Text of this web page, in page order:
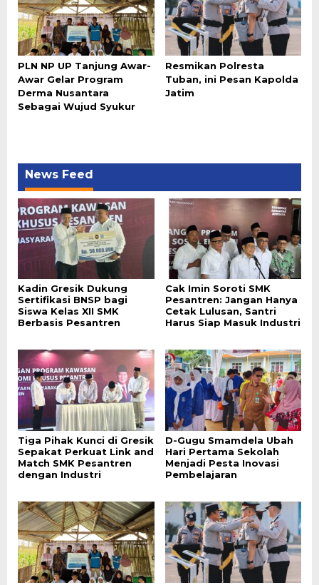
PLN NP UP Tanjung Awar-
Awar Gelar Program
Derma Nusantara
Sebagai Wujud Syukur
Resmikan Polresta
Tuban, ini Pesan Kapolda
Jatim
News Feed
Kadin Gresik Dukung
Sertifikasi BNSP bagi
Siswa Kelas XII SMK
Berbasis Pesantren
Cak Imin Soroti SMK
Pesantren: Jangan Hanya
Cetak Lulusan, Santri
Harus Siap Masuk Industri
Tiga Pihak Kunci di Gresik
Sepakat Perkuat Link and
Match SMK Pesantren
dengan Industri
D-Gugu Smamdela Ubah
Hari Pertama Sekolah
Menjadi Pesta Inovasi
Pembelajaran